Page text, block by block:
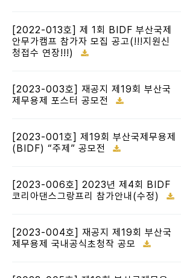
[2022-013호] 제 1회 BIDF 부산국제
안무가캠프 참가자 모집 공고(!!!지원신
청접수 연장!!!)
[2023-003호] 재공지 제19회 부산국
제무용제 포스터 공모전
[2023-001호] 제19회 부산국제무용제
(BIDF) “주제” 공모전
[2023-006호] 2023년 제4회 BIDF
코리아댄스그랑프리 참가안내(수정)
[2023-004호] 재공지 제19회 부산국
제무용제 국내공식초청작 공모